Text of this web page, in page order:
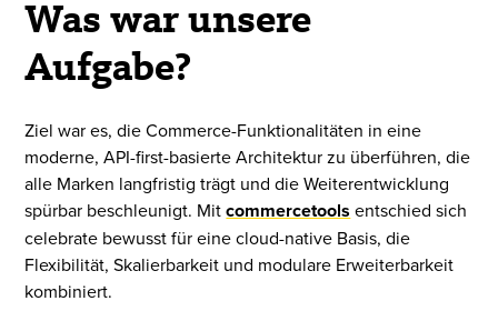
Was war unsere
Aufgabe?
Ziel war es, die Commerce-Funktionalitäten in eine
moderne, API-first-basierte Architektur zu überführen, die
alle Marken langfristig trägt und die Weiterentwicklung
spürbar beschleunigt. Mitcommercetools entschied sich
celebrate bewusst für eine cloud-native Basis, die
Flexibilität, Skalierbarkeit und modulare Erweiterbarkeit
kombiniert.